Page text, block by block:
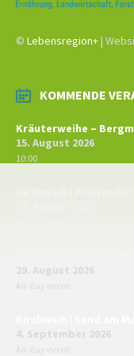
© Lebensregion+|
KOMMENDE
Kräuterweihe –
15. August 2026
10:00
29. August 2026
All-day event
4. September 2026
All-day event